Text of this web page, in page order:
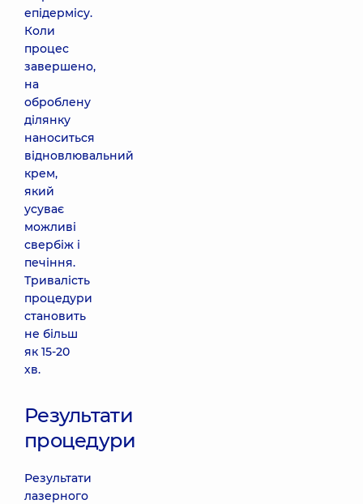
епідермісу.
Коли
процес
завершено,
на
оброблену
ділянку
наноситься
відновлювальний
крем,
який
усуває
можливі
свербіж і
печіння.
Тривалість
процедури
становить
не більш
як 15-20
хв.
Результати
процедури
Результати
лазерного